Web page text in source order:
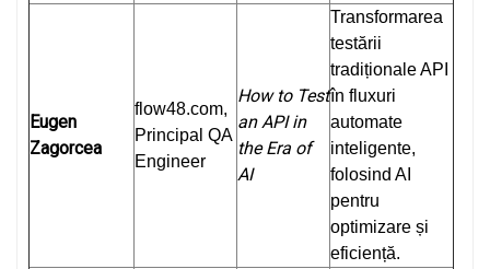
Eugen
Zagorcea
flow48.com,
Principal QA
Engineer
How to Test
an API in
the Era of
AI
Transformarea
testării
tradiționale API
în fluxuri
automate
inteligente,
folosind AI
pentru
optimizare și
eficiență.